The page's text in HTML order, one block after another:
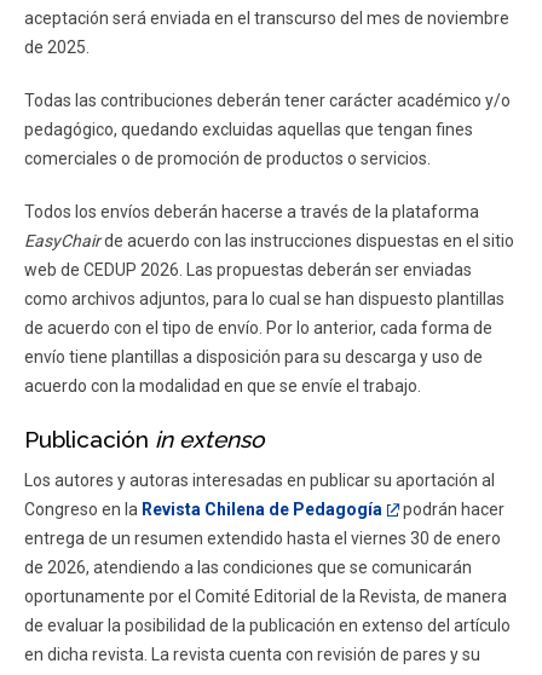
aceptación será enviada en el transcurso del mes de noviembre
de 2025.
Todas las contribuciones deberán tener carácter académico y/o
pedagógico, quedando excluidas aquellas que tengan fines
comerciales o de promoción de productos o servicios.
Todos los envíos deberán hacerse a través de la plataforma
EasyChairde acuerdo con las instrucciones dispuestas en el sitio
web de CEDUP 2026. Las propuestas deberán ser enviadas
como archivos adjuntos, para lo cual se han dispuesto plantillas
de acuerdo con el tipo de envío. Por lo anterior, cada forma de
envío tiene plantillas a disposición para su descarga y uso de
acuerdo con la modalidad en que se envíe el trabajo.
Publicación in extenso
Los autores y autoras interesadas en publicar su aportación al
Congreso en la Revista Chilena de Pedagogía
podrán hacer
entrega de un resumen extendido hasta el viernes 30 de enero
de 2026, atendiendo a las condiciones que se comunicarán
oportunamente por el Comité Editorial de la Revista, de manera
de evaluar la posibilidad de la publicación en extenso del artículo
en dicha revista. La revista cuenta con revisión de pares y su